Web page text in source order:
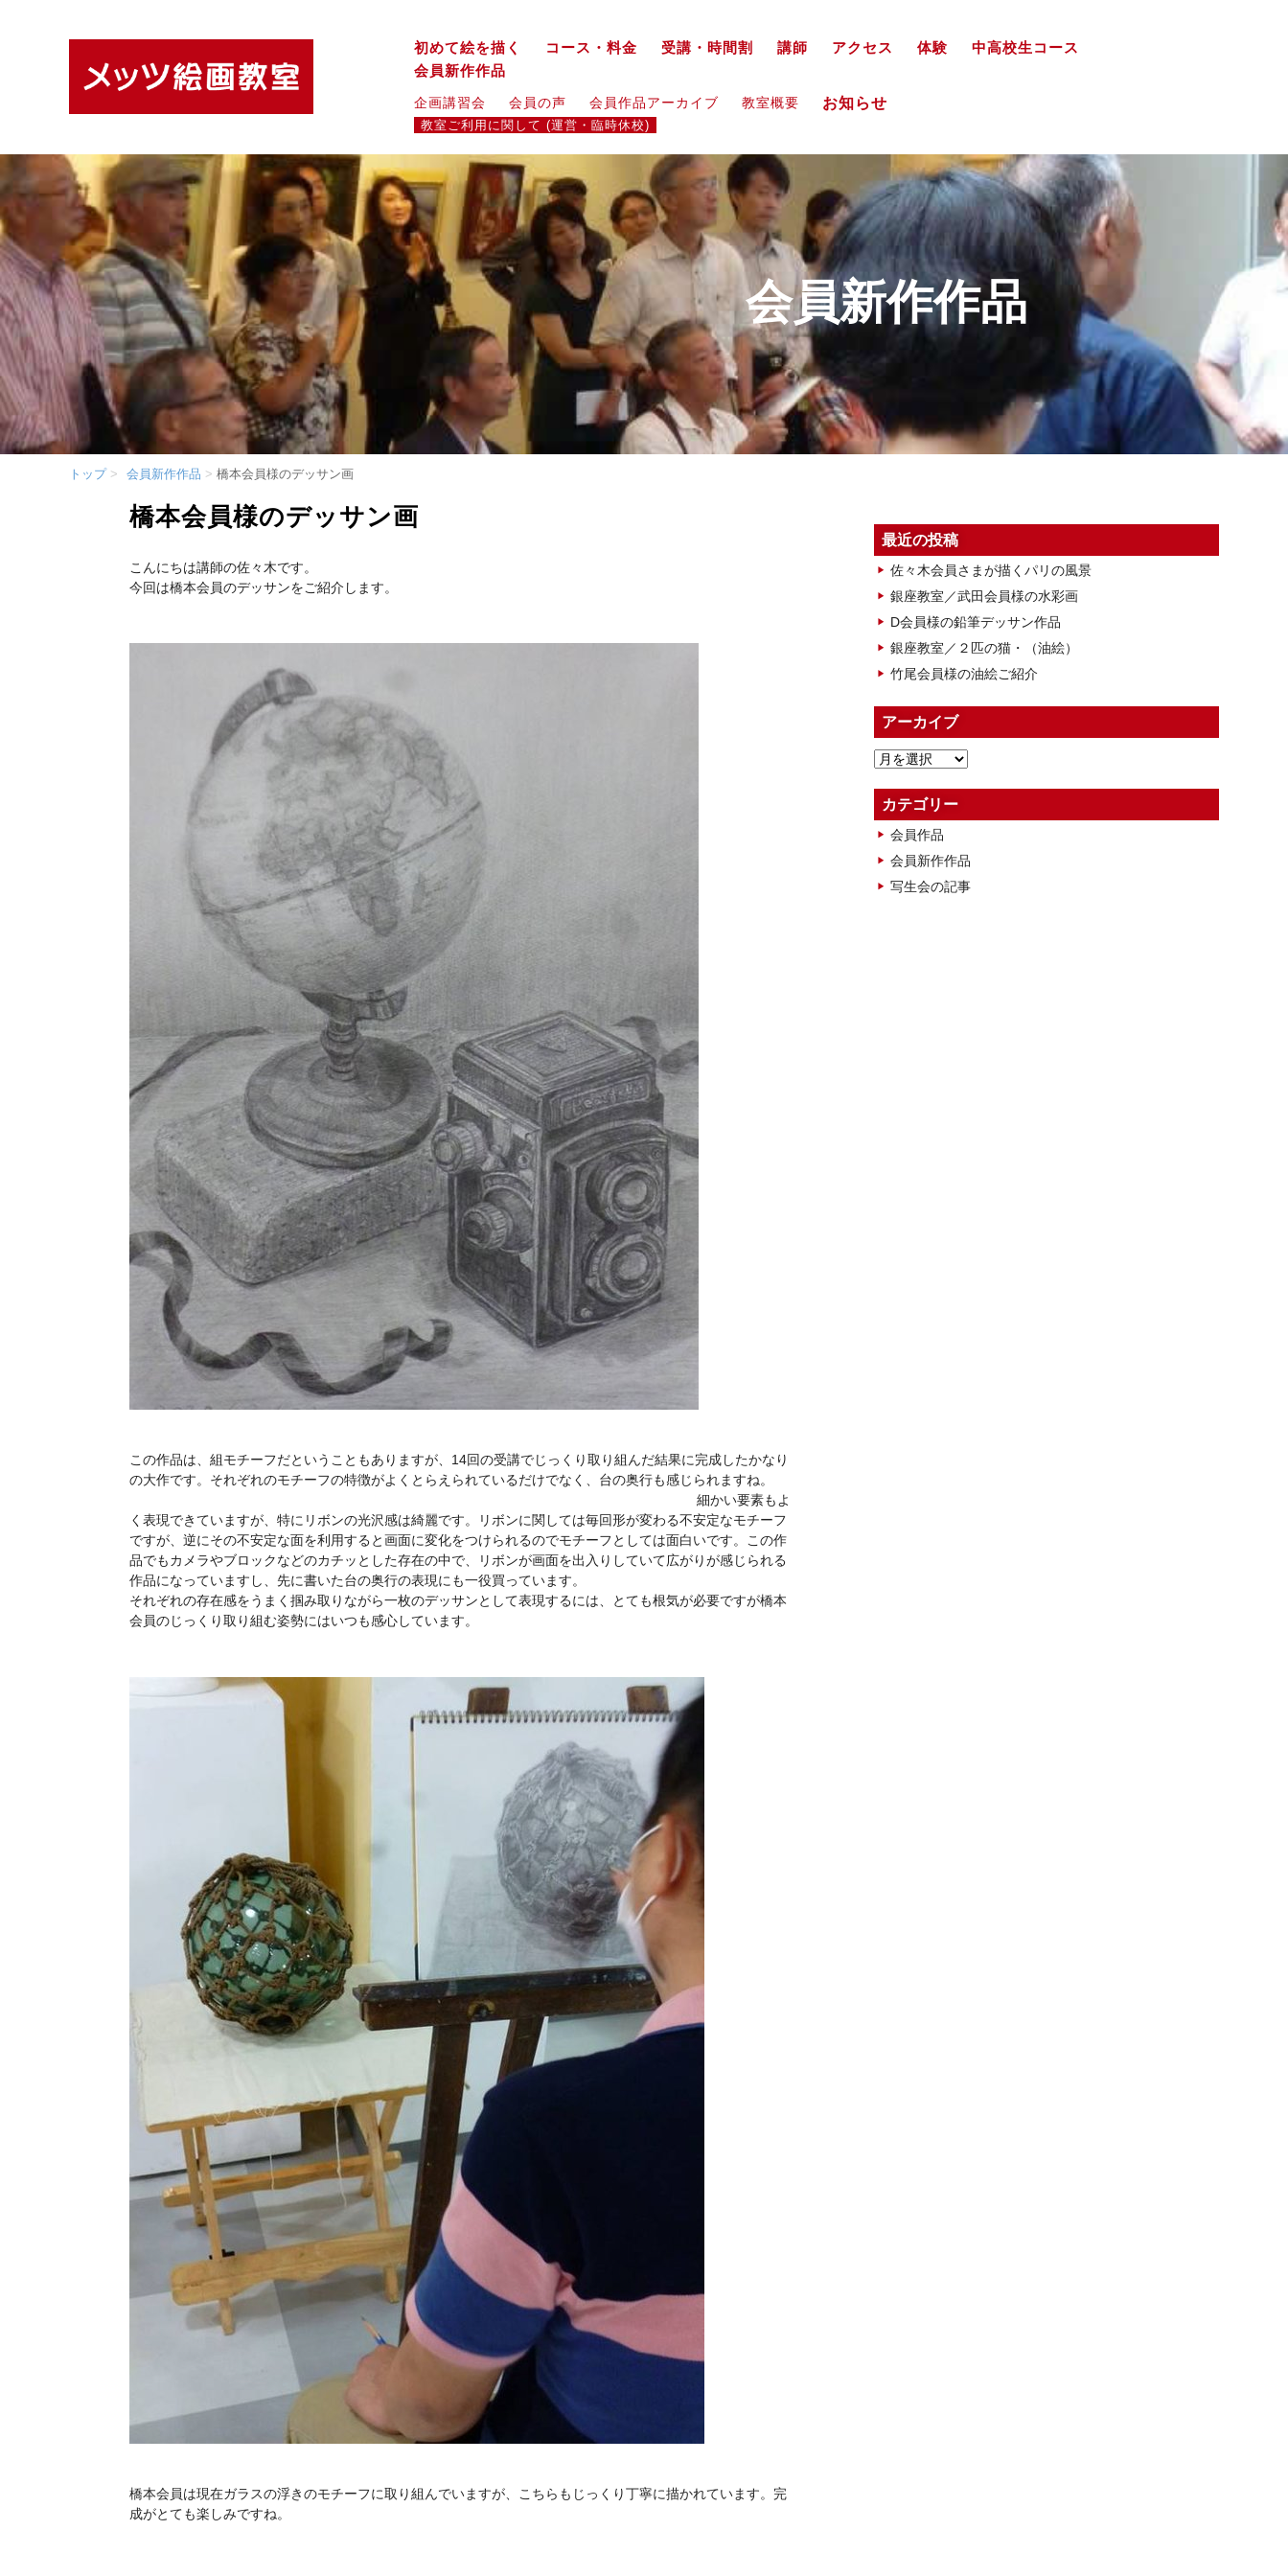
初めて絵を描く コース・料金 受講・時間割 講師 アクセス 体験
中高校生コース
会員新作作品
企画講習会 会員の声 会員作品アーカイブ 教室概要 お知らせ
教室ご利用に関して (運営・臨時休校)
会員新作作品
トップ 会員新作作品 橋本会員様のデッサン画
橋本会員様のデッサン画
こんにちは講師の佐々木です。
今回は橋本会員のデッサンをご紹介します。
この作品は、組モチーフだということもありますが、14回の受講でじっくり取り組んだ結果に完成したかなり
の大作です。それぞれのモチーフの特徴がよくとらえられているだけでなく、台の奥行も感じられますね。
細かい要素もよ
く表現できていますが、特にリボンの光沢感は綺麗です。リボンに関しては毎回形が変わる不安定なモチーフ
ですが、逆にその不安定な面を利用すると画面に変化をつけられるのでモチーフとしては面白いです。この作
品でもカメラやブロックなどのカチッとした存在の中で、リボンが画面を出入りしていて広がりが感じられる
作品になっていますし、先に書いた台の奥行の表現にも一役買っています。
それぞれの存在感をうまく掴み取りながら一枚のデッサンとして表現するには、とても根気が必要ですが橋本
会員のじっくり取り組む姿勢にはいつも感心しています。
橋本会員は現在ガラスの浮きのモチーフに取り組んでいますが、こちらもじっくり丁寧に描かれています。完
成がとても楽しみですね。
最近の投稿
佐々木会員さまが描くパリの風景
銀座教室／武田会員様の水彩画
D会員様の鉛筆デッサン作品
銀座教室／２匹の猫・（油絵）
竹尾会員様の油絵ご紹介
アーカイブ
ア
カ
イ
ブ
カテゴリー
会員作品
会員新作作品
写生会の記事